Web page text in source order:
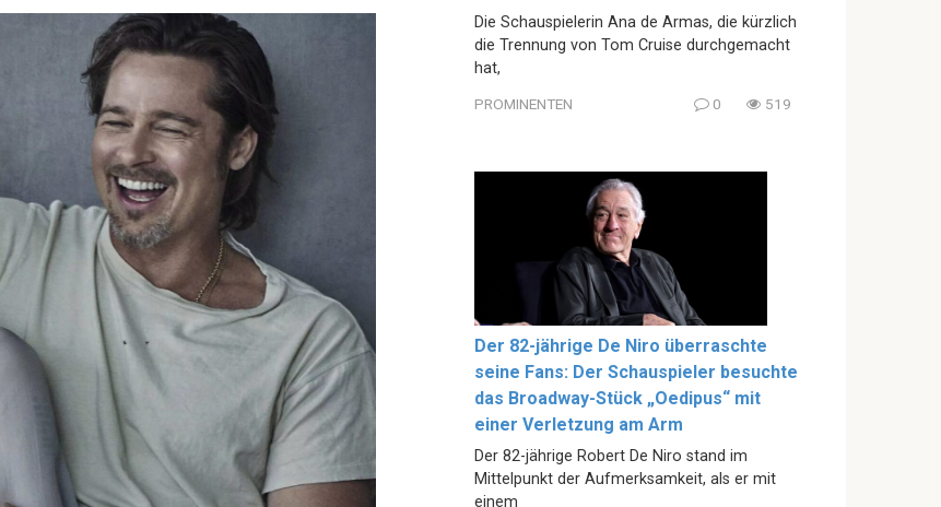
Die Schauspielerin Ana de Armas, die kürzlich
die Trennung von Tom Cruise durchgemacht
hat,
PROMINENTEN 0 519
Der 82-jährige De Niro überraschte
seine Fans: Der Schauspieler besuchte
das Broadway-Stück „Oedipus“ mit
einer Verletzung am Arm
Der 82-jährige Robert De Niro stand im
Mittelpunkt der Aufmerksamkeit, als er mit
einem